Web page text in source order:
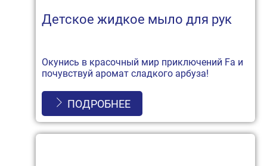
Детское жидкое мыло для рук
Окунись в красочный мир приключений Fa и
почувствуй аромат сладкого арбуза!
ПОДРОБНЕЕ